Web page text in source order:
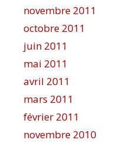
novembre 2011
octobre 2011
juin 2011
mai 2011
avril 2011
mars 2011
février 2011
novembre 2010